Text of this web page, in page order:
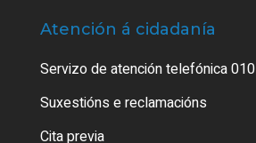
Atención á cidadanía
Servizo de atención telefónica 010
Suxestións e reclamacións
Cita previa